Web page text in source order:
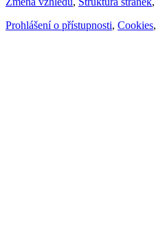
Prohlášení o přístupnosti, Cookies,